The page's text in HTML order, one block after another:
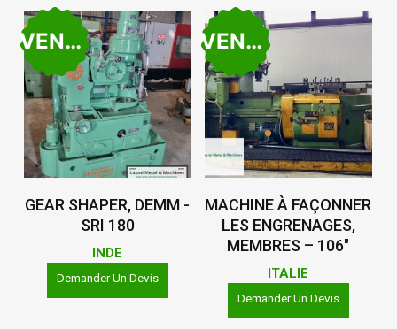
VENDU
GEAR SHAPER, DEMM -
SRI 180
INDE
Demander Un Devis
VENDU
Lire La Suite
MACHINE À FAÇONNER
LES ENGRENAGES,
MEMBRES – 106″
ITALIE
Demander Un Devis